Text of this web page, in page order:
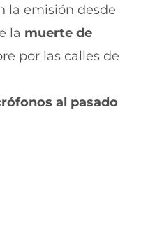
la emisión desde
la muerte de
por las calles de
al pasado